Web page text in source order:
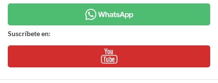
Suscríbete en: